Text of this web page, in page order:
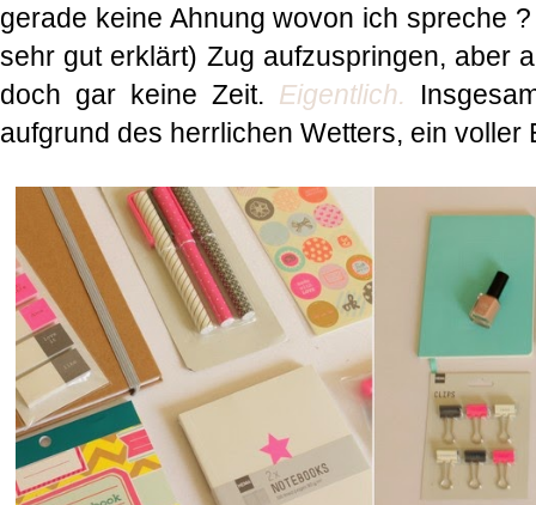
gerade keine Ahnung wovon ich spreche
sehr gut erklärt) Zug aufzuspringen, aber
doch gar keine Zeit. Eigentlich.
aufgrund des herrlichen Wetters, ein voller